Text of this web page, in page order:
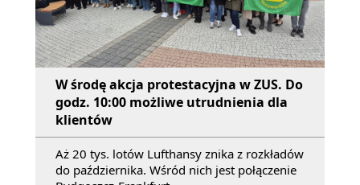
W środę akcja protestacyjna w ZUS. Do
godz. 10:00 możliwe utrudnienia dla
klientów
Aż 20 tys. lotów Lufthansy znika z rozkładów
do października. Wśród nich jest połączenie